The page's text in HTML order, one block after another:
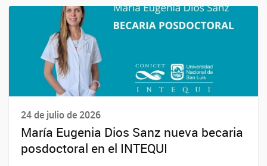
24 de julio de 2026
María Eugenia Dios Sanz nueva becaria
posdoctoral en el INTEQUI